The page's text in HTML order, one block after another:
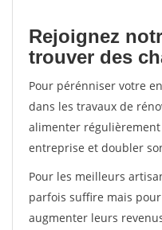
Rejoignez
trouver des
Pour pérénniser votre
dans les travaux de
alimenter
entreprise et doubler
Pour les meilleurs
parfois suffire mais
augmenter leurs